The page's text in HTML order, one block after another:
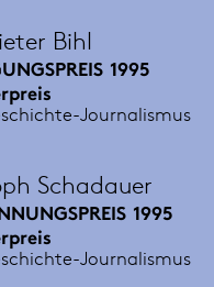
Bihl
1995
Journalismus
Schadauer
1995
Journalismus